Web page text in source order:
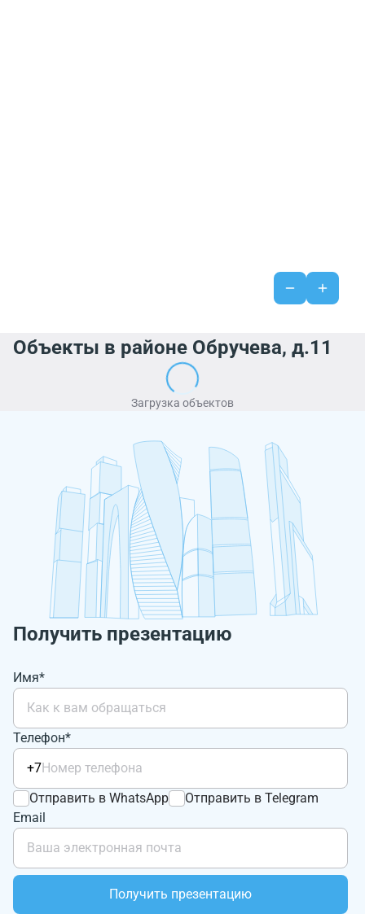
Объекты в районе Обручева, д.11
Загрузка объектов
Получить презентацию
Имя*
Телефон*
+7
Отправить в WhatsApp
Отправить в Telegram
Email
Получить презентацию